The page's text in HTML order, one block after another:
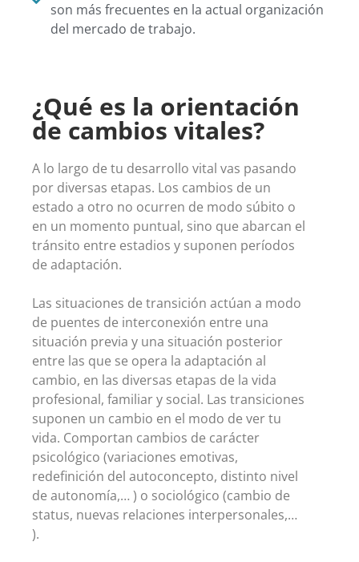
son más frecuentes en la actual organización
del mercado de trabajo.
¿Qué es la orientación
de cambios vitales?
A lo largo de tu desarrollo vital vas pasando
por diversas etapas. Los cambios de un
estado a otro no ocurren de modo súbito o
en un momento puntual, sino que abarcan el
tránsito entre estadios y suponen períodos
de adaptación.
Las situaciones de transición actúan a modo
de puentes de interconexión entre una
situación previa y una situación posterior
entre las que se opera la adaptación al
cambio, en las diversas etapas de la vida
profesional, familiar y social. Las transiciones
suponen un cambio en el modo de ver tu
vida. Comportan cambios de carácter
psicológico (variaciones emotivas,
redefinición del autoconcepto, distinto nivel
de autonomía,… ) o sociológico (cambio de
status, nuevas relaciones interpersonales,…
).